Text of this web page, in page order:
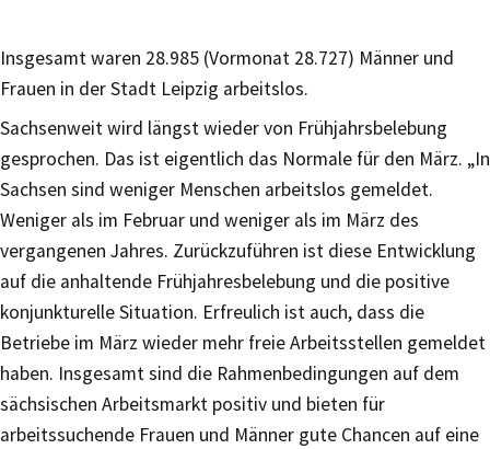
Insgesamt waren 28.985 (Vormonat 28.727) Männer und
Frauen in der Stadt Leipzig arbeitslos.
Sachsenweit wird längst wieder von Frühjahrsbelebung
gesprochen. Das ist eigentlich das Normale für den März. „In
Sachsen sind weniger Menschen arbeitslos gemeldet.
Weniger als im Februar und weniger als im März des
vergangenen Jahres. Zurückzuführen ist diese Entwicklung
auf die anhaltende Frühjahresbelebung und die positive
konjunkturelle Situation. Erfreulich ist auch, dass die
Betriebe im März wieder mehr freie Arbeitsstellen gemeldet
haben. Insgesamt sind die Rahmenbedingungen auf dem
sächsischen Arbeitsmarkt positiv und bieten für
arbeitssuchende Frauen und Männer gute Chancen auf eine